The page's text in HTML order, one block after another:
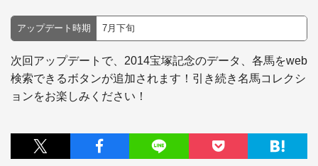
アップデート時期 7月下旬
次回アップデートで、2014宝塚記念のデータ、各馬をweb
検索できるボタンが追加されます！引き続き名馬コレクシ